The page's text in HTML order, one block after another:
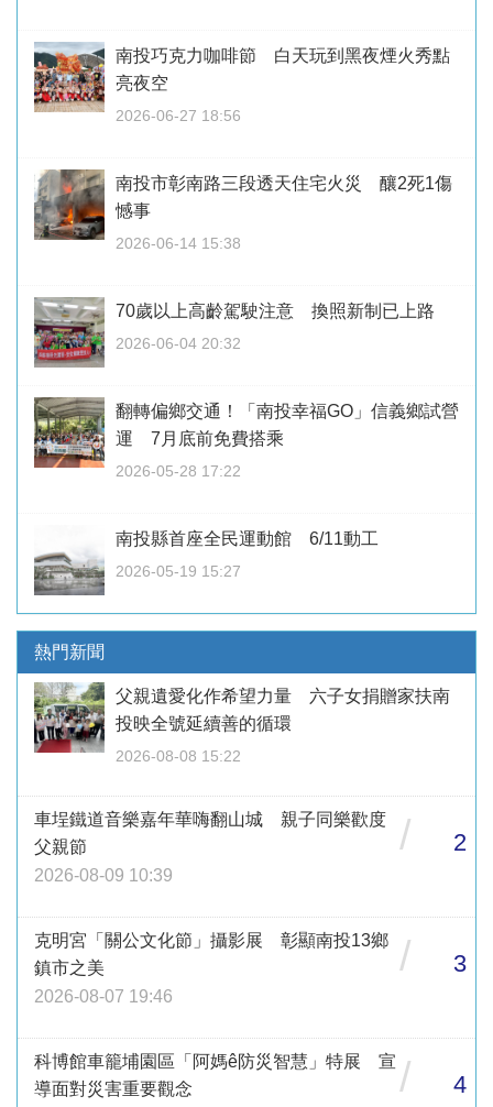
南投巧克力咖啡節 白天玩到黑夜煙火秀點
亮夜空
2026-06-27 18:56
南投市彰南路三段透天住宅火災 釀2死1傷
憾事
2026-06-14 15:38
70歲以上高齡駕駛注意 換照新制已上路
2026-06-04 20:32
翻轉偏鄉交通！「南投幸福GO」信義鄉試營
運 7月底前免費搭乘
2026-05-28 17:22
南投縣首座全民運動館 6/11動工
2026-05-19 15:27
熱門新聞
父親遺愛化作希望力量 六子女捐贈家扶南
投映全號延續善的循環
2026-08-08 15:22
車埕鐵道音樂嘉年華嗨翻山城 親子同樂歡度
父親節
2026-08-09 10:39
/ 2
克明宮「關公文化節」攝影展 彰顯南投13鄉
鎮市之美
2026-08-07 19:46
/ 3
科博館車籠埔園區「阿媽ê防災智慧」特展 宣
導面對災害重要觀念
/ 4